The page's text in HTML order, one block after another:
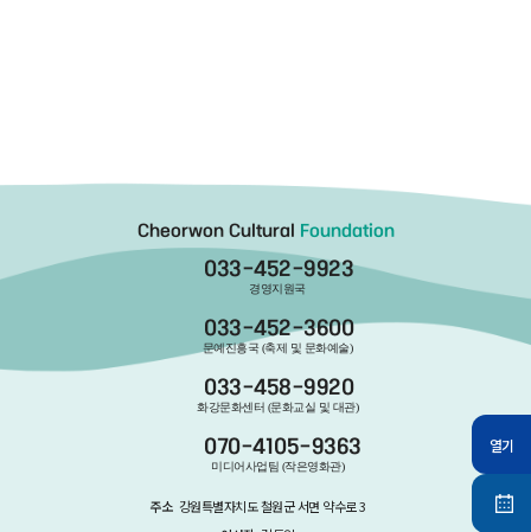
열기
Cheorwon Cultural Foundation
주소 강원특별자치도 철원군 서면 약수로 3
033-452-9923
경영지원국
033-452-3600
문예진흥국 (축제 및 문화예술)
033-458-9920
화강문화센터 (문화교실 및 대관)
070-4105-9363
미디어사업팀 (작은영화관)